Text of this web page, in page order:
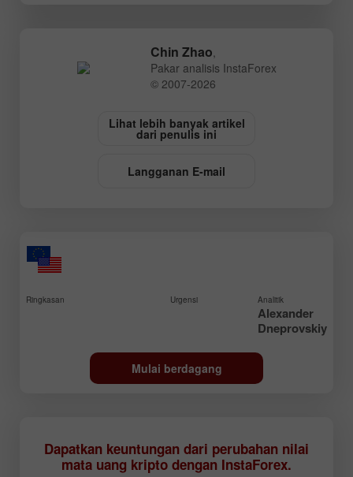
Chin Zhao,
Pakar analisis InstaForex
© 2007-2026
Lihat lebih banyak artikel
dari penulis ini
Langganan E-mail
Ringkasan Urgensi Analitik
Alexander
Dneprovskiy
Mulai berdagang
Dapatkan keuntungan dari perubahan nilai
mata uang kripto dengan InstaForex.